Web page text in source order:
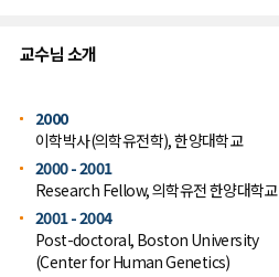
교수님 소개
2000
이학박사(의학유전학), 한양대학교
2000 - 2001
Research Fellow, 의학유전 한양대학교
2001 - 2004
Post-doctoral, Boston University
(Center for Human Genetics)